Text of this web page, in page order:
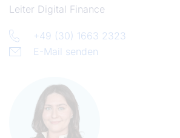
Leiter Digital Finance
+49 (30) 1663 2323
E-Mail senden